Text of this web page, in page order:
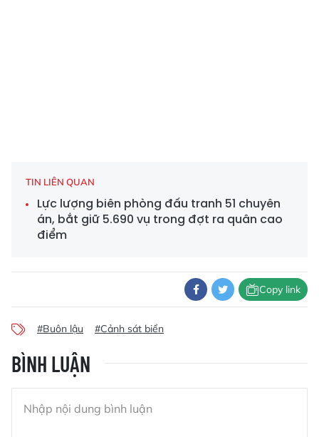
TIN LIÊN QUAN
Lực lượng biên phòng đấu tranh 51 chuyên
án, bắt giữ 5.690 vụ trong đợt ra quân cao
điểm
Copy link
#Buôn lậu #Cảnh sát biển
BÌNH LUẬN